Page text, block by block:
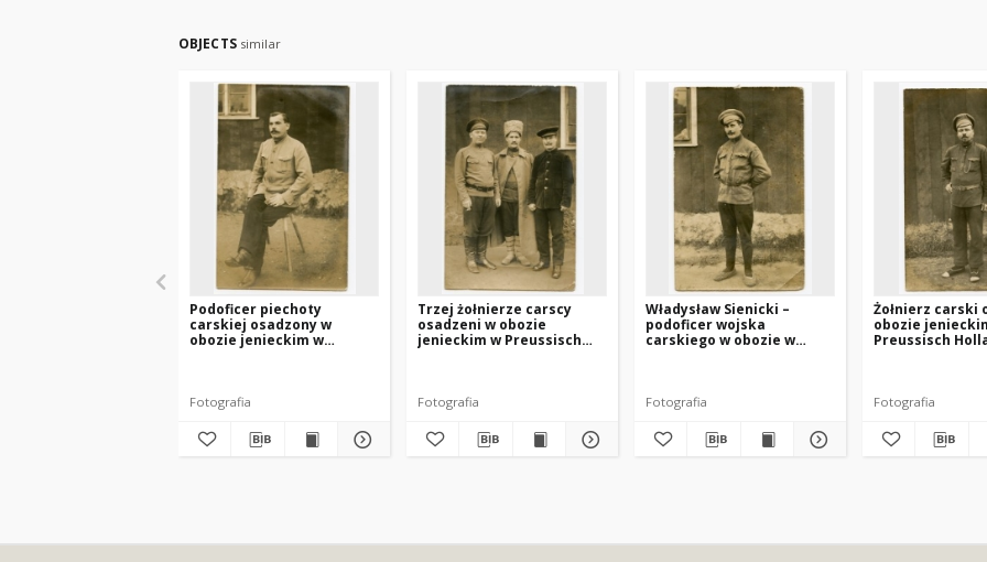
OBJECTS similar
Podoficer piechoty
carskiej osadzony w
obozie jenieckim w
Fotografia
Trzej żołnierze carscy
osadzeni w obozie
jenieckim w Preussisch
Fotografia
Władysław Sienicki –
podoficer wojska
carskiego w obozie w
Fotografia
Żołnierz carski
obozie
Preussisch
Fotografia